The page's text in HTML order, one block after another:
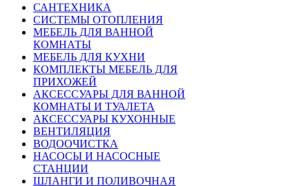
САНТЕХНИКА
СИСТЕМЫ ОТОПЛЕНИЯ
МЕБЕЛЬ ДЛЯ ВАННОЙ
КОМНАТЫ
МЕБЕЛЬ ДЛЯ КУХНИ
КОМПЛЕКТЫ МЕБЕЛЬ ДЛЯ
ПРИХОЖЕЙ
АКСЕССУАРЫ ДЛЯ ВАННОЙ
КОМНАТЫ И ТУАЛЕТА
АКСЕССУАРЫ КУХОННЫЕ
ВЕНТИЛЯЦИЯ
ВОДООЧИСТКА
НАСОСЫ И НАСОСНЫЕ
СТАНЦИИ
ШЛАНГИ И ПОЛИВОЧНАЯ